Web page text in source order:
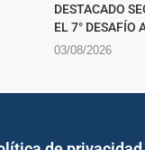
DESTACADO
EL 7° DESAFÍO
03/08/2026